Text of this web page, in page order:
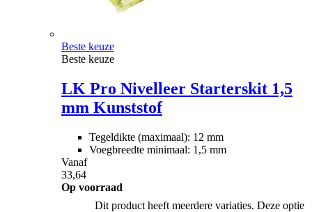
Beste keuze
Beste keuze
LK Pro Nivelleer Starterskit 1,5
mm Kunststof
Tegeldikte (maximaal): 12 mm
Voegbreedte minimaal: 1,5 mm
Vanaf
33,64
Op voorraad
Dit product heeft meerdere variaties. Deze optie